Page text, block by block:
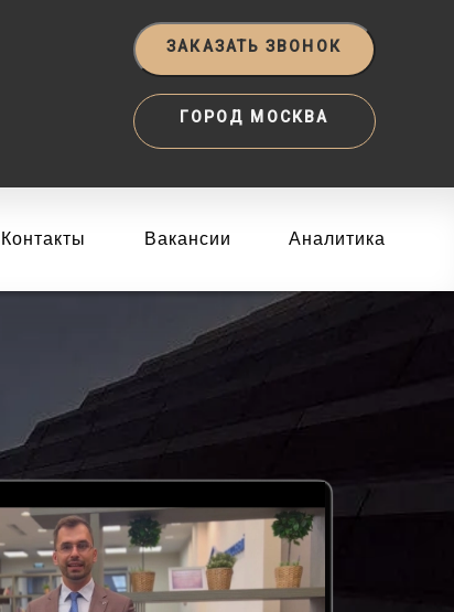
ЗАКАЗАТЬ ЗВОНОК
ГОРОД МОСКВА
Контакты Вакансии Аналитика